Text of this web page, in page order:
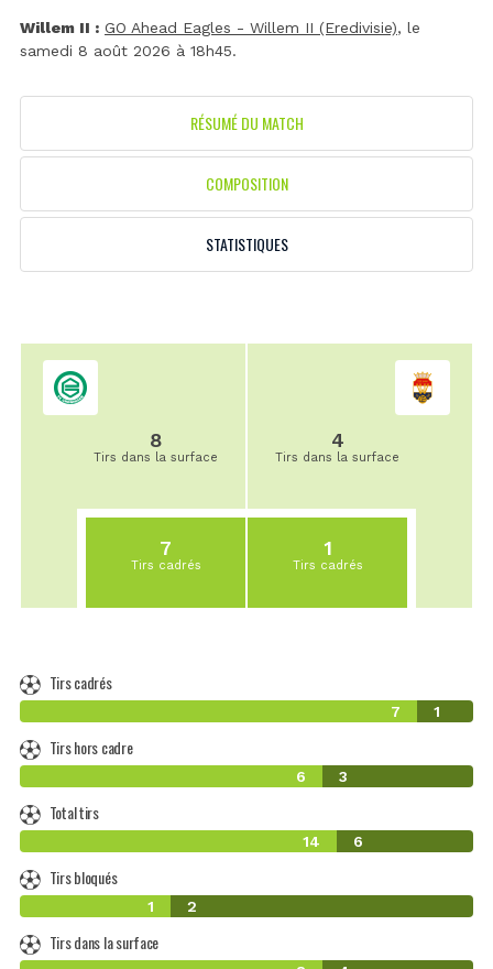
Willem II : GO Ahead Eagles - Willem II (Eredivisie), le
samedi 8 août 2026 à 18h45.
RÉSUMÉ DU MATCH
COMPOSITION
STATISTIQUES
8
Tirs dans la surface
7
Tirs cadrés
4
Tirs dans la surface
1
Tirs cadrés
Tirs cadrés
7 1
Tirs hors cadre
6 3
Total tirs
14 6
Tirs bloqués
1 2
Tirs dans la surface